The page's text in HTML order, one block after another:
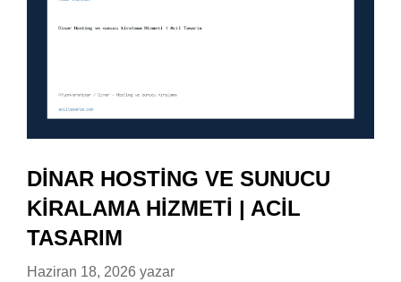
DINAR HOSTING VE SUNUCU
KIRALAMA HIZMETI | ACIL
TASARIM
Haziran 18, 2026 yazar